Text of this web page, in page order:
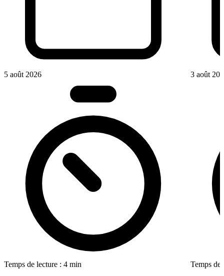
5 août 2026
Temps de lecture : 4 min
3 août
Temps de